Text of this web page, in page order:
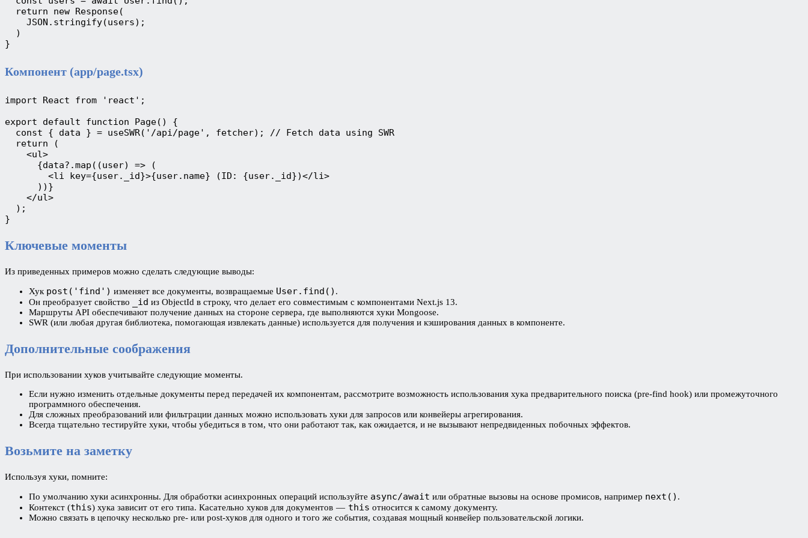
  return new Response(
    JSON.stringify(users);
  )
}
Компонент (app/page.tsx)
import React from 'react';
export default function Page() {
  const { data } = useSWR('/api/page', fetcher); // Fetch data using SWR
  return (
    <ul>
      {data?.map((user) => (
        <li key={user._id}>{user.name} (ID: {user._id})</li>
      ))}
    </ul>
  );
}
Ключевые моменты
Из приведенных примеров можно сделать следующие выводы:
Хук post('find') изменяет все документы, возвращаемые User.find() .
Он преобразует свойство
_id из ObjectId в строку, что делает его совместимым с компонентами Next.js 13.
Маршруты API обеспечивают получение данных на стороне сервера, где выполняются хуки Mongoose.
SWR (или любая другая библиотека, помогающая извлекать данные) используется для получения и кэширования данных в компоненте.
Дополнительные соображения
При использовании хуков учитывайте следующие моменты.
Если нужно изменить отдельные документы перед передачей их компонентам, рассмотрите возможность использования хука предварительного поиска (pre-find hook) или промежуточного
программного обеспечения.
Для сложных преобразований или фильтрации данных можно использовать хуки для запросов или конвейеры агрегирования.
Всегда тщательно тестируйте хуки, чтобы убедиться в том, что они работают так, как ожидается, и не вызывают непредвиденных побочных эффектов.
Возьмите на заметку
Используя хуки, помните:
По умолчанию хуки асинхронны. Для обработки асинхронных операций используйте async/await или обратные вызовы на основе промисов, например next() .
Контекст (this) хука зависит от его типа. Касательно хуков для документов — this относится к самому документу.
Можно связать в цепочку несколько pre- или post-хуков для одного и того же события, создавая мощный конвейер пользовательской логики.